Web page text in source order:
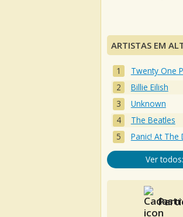
ARTISTAS EM
Twenty One
Billie Eilish
Unknown
The Beatles
Panic! At The
Ver